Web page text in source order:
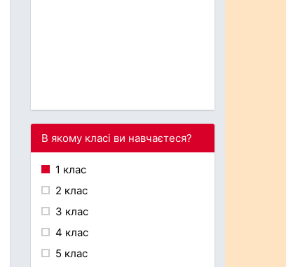
В якому класі ви навчаєтеся?
1 клас
2 клас
3 клас
4 клас
5 клас